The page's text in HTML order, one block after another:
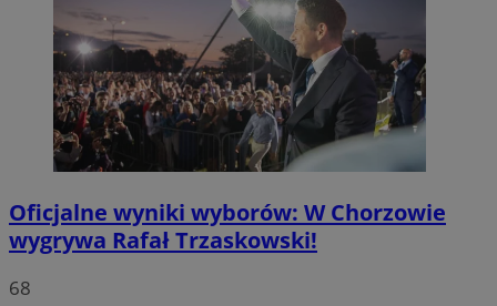
Oficjalne wyniki wyborów: W Chorzowie
wygrywa Rafał Trzaskowski!
68